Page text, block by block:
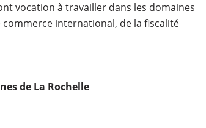
vocation à travailler dans les domaines
international, de la fiscalité
de La Rochelle